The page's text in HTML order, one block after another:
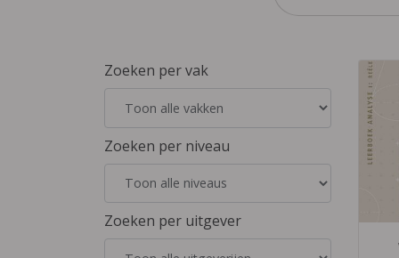
Zoeken per vak
Zoeken per niveau
Zoeken per uitgever